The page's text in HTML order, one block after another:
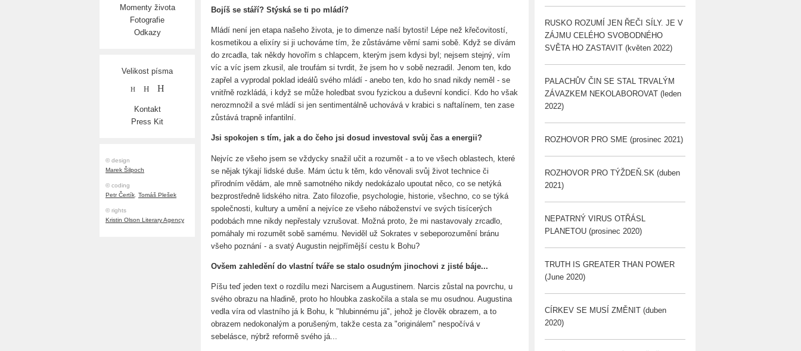
Momenty života
Fotografie
Odkazy
Velikost písma
H H H
Kontakt
Press Kit
© design
Marek Šilpoch
© coding
Petr Čertík, Tomáš Plešek
© rights
Kristin Olson Literary Agency
Bojíš se stáří? Stýská se ti po mládí?
Mládí není jen etapa našeho života, je to dimenze naší bytosti! Lépe než křečovitostí,
kosmetikou a elixíry si ji uchováme tím, že zůstáváme věrní sami sobě. Když se dívám
do zrcadla, tak někdy hovořím s chlapcem, kterým jsem kdysi byl; nejsem stejný, vím
víc a víc jsem zkusil, ale troufám si tvrdit, že jsem ho v sobě nezradil. Jenom ten, kdo
zapřel a vyprodal poklad ideálů svého mládí - anebo ten, kdo ho snad nikdy neměl - se
vnitřně rozkládá, i když se může holedbat svou fyzickou a duševní kondicí. Kdo ho však
nerozmnožil a své mládí si jen sentimentálně uchovává v krabici s naftalínem, ten zase
zůstává trapně infantilní.
Jsi spokojen s tím, jak a do čeho jsi dosud investoval svůj čas a energii?
Nejvíc ze všeho jsem se vždycky snažil učit a rozumět - a to ve všech oblastech, které
se nějak týkají lidské duše. Mám úctu k těm, kdo věnovali svůj život technice či
přírodním vědám, ale mně samotného nikdy nedokázalo upoutat něco, co se netýká
bezprostředně lidského nitra. Zato filozofie, psychologie, historie, všechno, co se týká
společnosti, kultury a umění a nejvíce ze všeho náboženství ve svých tisícerých
podobách mne nikdy nepřestaly vzrušovat. Možná proto, že mi nastavovaly zrcadlo,
pomáhaly mi rozumět sobě samému. Neviděl už Sokrates v sebeporozumění bránu
všeho poznání - a svatý Augustin nejpřímější cestu k Bohu?
Ovšem zahledění do vlastní tváře se stalo osudným jinochovi z jisté báje...
Píšu teď jeden text o rozdílu mezi Narcisem a Augustinem. Narcis zůstal na povrchu, u
svého obrazu na hladině, proto ho hloubka zaskočila a stala se mu osudnou. Augustina
vedla víra od vlastního já k Bohu, k "hlubinnému já", jehož je člověk obrazem, a to
obrazem nedokonalým a porušeným, takže cesta za "originálem" nespočívá v
sebelásce, nýbrž reformě svého já...
RUSKO ROZUMÍ JEN ŘEČI SÍLY. JE V
ZÁJMU CELÉHO SVOBODNÉHO
SVĚTA HO ZASTAVIT (květen 2022)
PALACHŮV ČIN SE STAL TRVALÝM
ZÁVAZKEM NEKOLABOROVAT (leden
2022)
ROZHOVOR PRO SME (prosinec 2021)
ROZHOVOR PRO TÝŽDEŇ.SK (duben
2021)
NEPATRNÝ VIRUS OTŘÁSL
PLANETOU (prosinec 2020)
TRUTH IS GREATER THAN POWER
(June 2020)
CÍRKEV SE MUSÍ ZMĚNIT (duben
2020)